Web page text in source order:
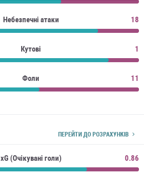
Небезпечні атаки 18
Кутові 1
Фоли 11
ПЕРЕЙТИ ДО РОЗРАХУНКІВ
xG (Очікувані голи) 0.86